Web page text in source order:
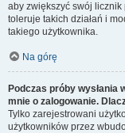
aby zwiększyć swój
toleruje takich działań i
takiego użytkownika.
Na górę
Podczas próby
mnie o zalogowanie.
Tylko zarejestrowani
użytkowników przez